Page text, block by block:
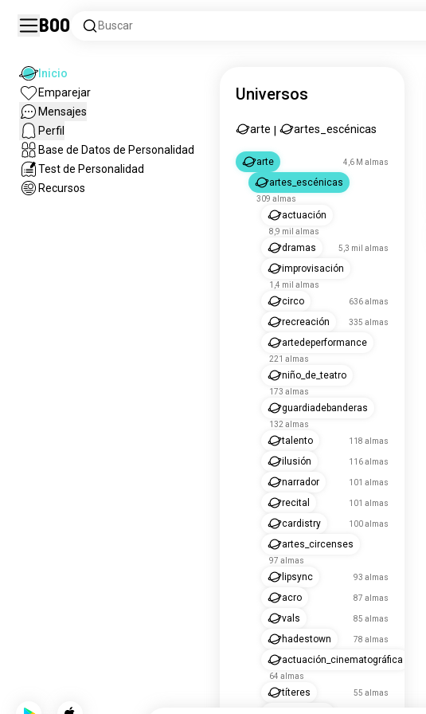
Boo Buscar
Inicio
Emparejar
Mensajes
Perfil
Base de Datos de Personalidad
Test de Personalidad
Recursos
Universos
arte artes_escénicas
arte 4,6 M almas
artes_escénicas
309 almas
actuación
8,9 mil almas
dramas 5,3 mil almas
improvisación
1,4 mil almas
circo 636 almas
recreación 335 almas
artedeperformance
221 almas
niño_de_teatro
173 almas
guardiadebanderas
132 almas
talento 118 almas
ilusión 116 almas
narrador 101 almas
recital 101 almas
cardistry 100 almas
artes_circenses
97 almas
lipsync 93 almas
acro 87 almas
vals 85 almas
hadestown 78 almas
actuación_cinematográfica
64 almas
títeres 55 almas